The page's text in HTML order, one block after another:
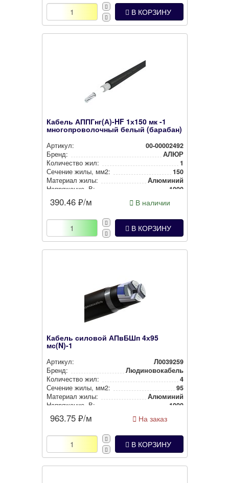
В КОРЗИНУ
Кабель АППГнг(А)-HF 1х150 мк -1
многопроволочный белый (барабан)
Артикул:
00-00002492
Бренд:
АЛЮР
Количество жил:
1
Сечение жилы, мм2:
150
Материал жилы:
Алюминий
Нап­ря­же­ние, В:
1000
390.46 ₽/м В наличии
В КОРЗИНУ
Кабель силовой АПвБШп 4х95
мс(N)-1
Артикул:
Л0039259
Бренд:
Людиновокабель
Количество жил:
4
Сечение жилы, мм2:
95
Материал жилы:
Алюминий
Нап­ря­же­ние, В:
1000
963.75 ₽/м На заказ
В КОРЗИНУ